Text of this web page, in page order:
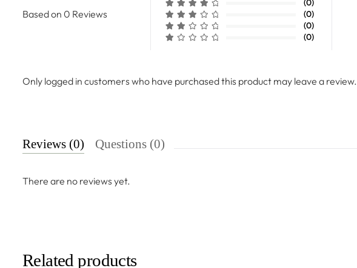
Based on 0 Reviews
(0)
(0)
(0)
(0)
Only logged in customers who have purchased this product may leave a review.
Reviews (0) Questions (0)
There are no reviews yet.
Related products